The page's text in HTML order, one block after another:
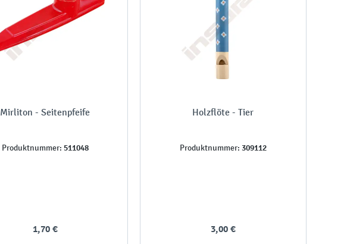
Mirliton - Seitenpfeife
Produktnummer: 511048
1,70 €
Holzflöte - Tier
Produktnummer: 309112
3,00 €